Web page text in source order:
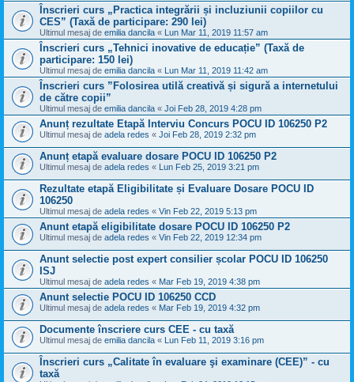
Înscrieri curs „Practica integrării și incluziunii copiilor cu
CES” (Taxă de participare: 290 lei)
Ultimul mesaj de emilia dancila « Lun Mar 11, 2019 11:57 am
Înscrieri curs „Tehnici inovative de educație” (Taxă de
participare: 150 lei)
Ultimul mesaj de emilia dancila « Lun Mar 11, 2019 11:42 am
Înscrieri curs ”Folosirea utilă creativă și sigură a internetului
de către copii”
Ultimul mesaj de emilia dancila « Joi Feb 28, 2019 4:28 pm
Anunț rezultate Etapă Interviu Concurs POCU ID 106250 P2
Ultimul mesaj de adela redes « Joi Feb 28, 2019 2:32 pm
Anunț etapă evaluare dosare POCU ID 106250 P2
Ultimul mesaj de adela redes « Lun Feb 25, 2019 3:21 pm
Rezultate etapă Eligibilitate și Evaluare Dosare POCU ID
106250
Ultimul mesaj de adela redes « Vin Feb 22, 2019 5:13 pm
Anunt etapă eligibilitate dosare POCU ID 106250 P2
Ultimul mesaj de adela redes « Vin Feb 22, 2019 12:34 pm
Anunt selectie post expert consilier școlar POCU ID 106250
ISJ
Ultimul mesaj de adela redes « Mar Feb 19, 2019 4:38 pm
Anunt selectie POCU ID 106250 CCD
Ultimul mesaj de adela redes « Mar Feb 19, 2019 4:32 pm
Documente înscriere curs CEE - cu taxă
Ultimul mesaj de emilia dancila « Lun Feb 11, 2019 3:16 pm
Înscrieri curs „Calitate în evaluare şi examinare (CEE)” - cu
taxă